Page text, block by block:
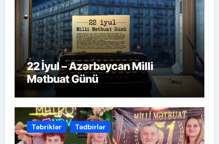
22 İyul – Azərbaycan Milli
Mətbuat Günü
Təbriklər Tədbirlər